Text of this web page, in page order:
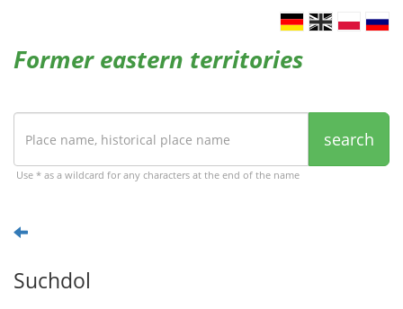
Former eastern territories
search
Use * as a wildcard for any characters at the end of the name
Suchdol